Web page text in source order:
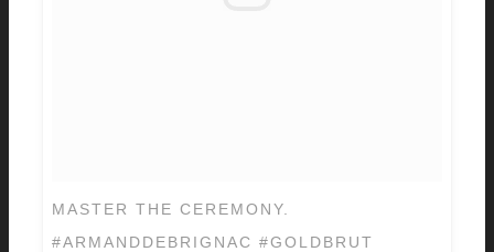
MASTER THE CEREMONY.
#ARMANDDEBRIGNAC #GOLDBRUT